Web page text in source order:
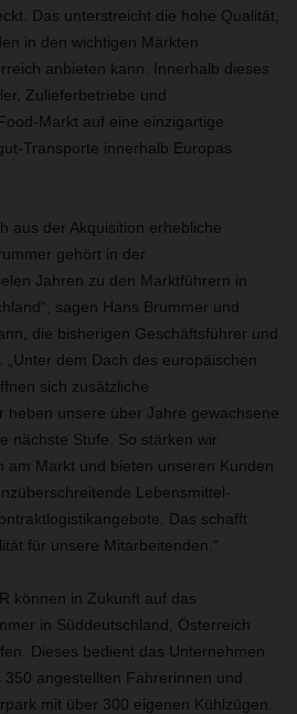
Das unterstreicht die hohe Qualität,
in den wichtigen Märkten
anbieten kann. Innerhalb dieses
Zulieferbetriebe und
Markt auf eine einzigartige
Transporte innerhalb Europas
aus der Akquisition erhebliche
gehört in der
Jahren zu den Marktführern in
sagen Hans Brummer und
die bisherigen Geschäftsführer und
dem Dach des europäischen
sich zusätzliche
heben unsere über Jahre gewachsene
nächste Stufe. So stärken wir
am Markt und bieten unseren Kunden
Lebensmittel-
Das schafft
für unsere Mitarbeitenden.“
können in Zukunft auf das
in Süddeutschland, Österreich
Dieses bedient das Unternehmen
angestellten Fahrerinnen und
mit über 300 eigenen Kühlzügen.